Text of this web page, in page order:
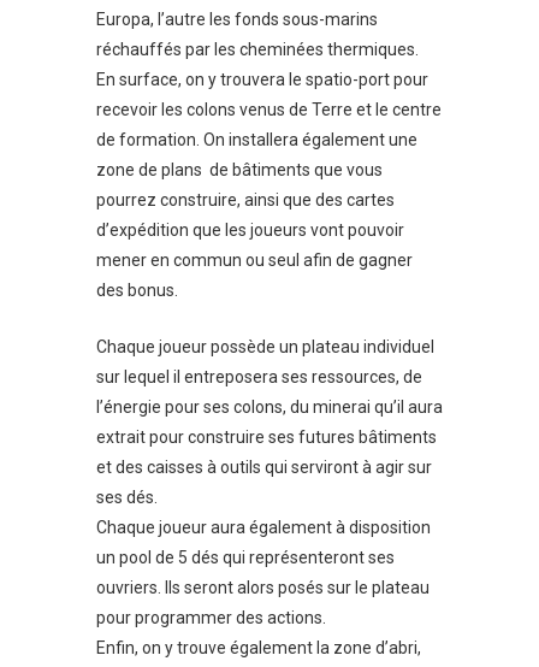
Europa, l’autre les fonds sous-marins
réchauffés par les cheminées thermiques.
En surface, on y trouvera le spatio-port pour
recevoir les colons venus de Terre et le centre
de formation. On installera également une
zone de plans de bâtiments que vous
pourrez construire, ainsi que des cartes
d’expédition que les joueurs vont pouvoir
mener en commun ou seul afin de gagner
des bonus.
Chaque joueur possède un plateau individuel
sur lequel il entreposera ses ressources, de
l’énergie pour ses colons, du minerai qu’il aura
extrait pour construire ses futures bâtiments
et des caisses à outils qui serviront à agir sur
ses dés.
Chaque joueur aura également à disposition
un pool de 5 dés qui représenteront ses
ouvriers. Ils seront alors posés sur le plateau
pour programmer des actions.
Enfin, on y trouve également la zone d’abri,